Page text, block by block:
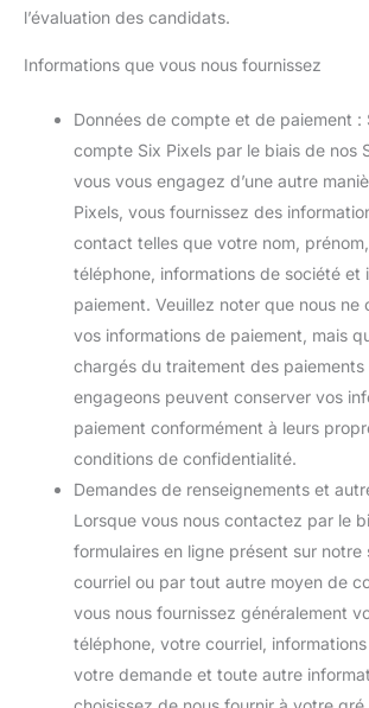
l’évaluation des candidats.
Informations que vous nous fournissez
Données de compte et de paiement :
compte Six Pixels par le biais de nos
vous vous engagez d’une autre
Pixels, vous fournissez des
contact telles que votre nom,
téléphone, informations de société et
paiement. Veuillez noter que nous ne
vos informations de paiement, mais
chargés du traitement des paiements
engageons peuvent conserver vos
paiement conformément à leurs
conditions de confidentialité.
Demandes de renseignements et
Lorsque vous nous contactez par le
formulaires en ligne présent sur
courriel ou par tout autre moyen de
vous nous fournissez généralement
téléphone, votre courriel,
votre demande et toute autre